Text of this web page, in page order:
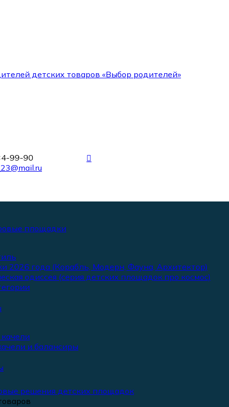
детских товаров «Выбор родителей»
99-90
площадки
2026 года (Корабль, Модерн, Фауна, Архитектор)
одиссея (серия детских площадок про космос)
и балансиры
решения детских площадок